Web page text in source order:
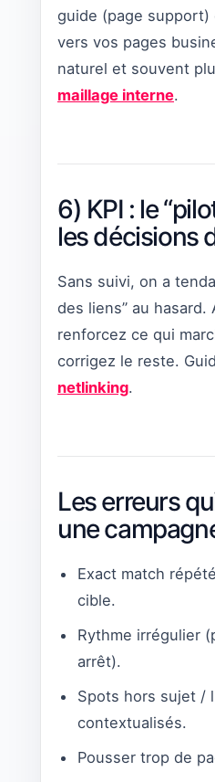
guide (page
vers vos pages
naturel et souvent
maillage interne.
6) KPI : le
les décisions
Sans suivi, on a
des liens” au hasard.
renforcez ce qui
corrigez le reste.
netlinking.
Les erreurs
une
Exact match
cible.
Rythme irrégulier
arrêt).
Spots hors sujet /
contextualisés.
Pousser trop de